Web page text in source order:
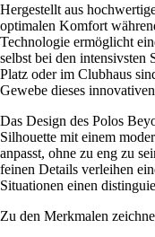
Hergestellt aus
optimalen Komfort
Technologie ermöglicht
selbst bei den intensivsten
Platz oder im Clubhaus
Gewebe dieses
Das Design des Polos
Silhouette mit einem
anpasst, ohne zu eng zu
feinen Details verleihen
Situationen einen
Zu den Merkmalen